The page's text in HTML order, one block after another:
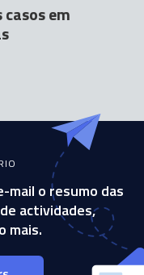
em
o resumo das
actividades,
mais.